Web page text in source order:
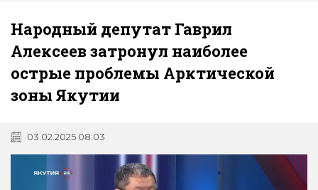
Народный депутат Гаврил
Алексеев затронул наиболее
острые проблемы Арктической
зоны Якутии
03.02.2025 08:03